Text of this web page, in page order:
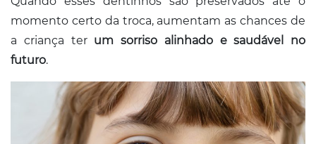
momento certo da troca, aumentam as chances de
a criança ter um sorriso alinhado e saudável no
futuro.